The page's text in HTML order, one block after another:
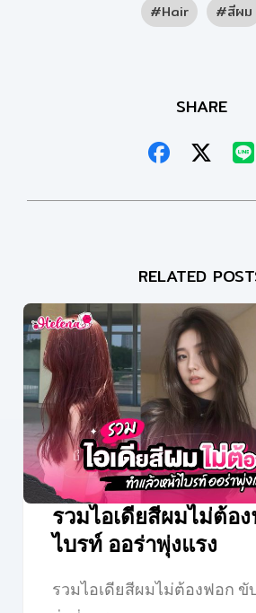
Hair สีผม
SHARE
RELATED
รวมไอเดียสีผมไม่ต้อ
ไบรท์ ออร่าพุ่งแรง
รวมไอเดียสีผมไม่ต้องฟอก ขั